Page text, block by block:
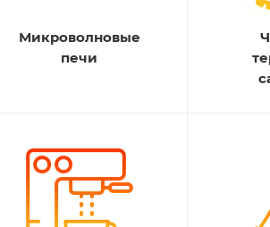
Микроволновые
печи